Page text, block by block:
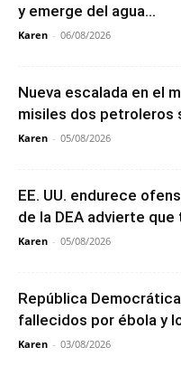
y emerge del agua...
Karen - 06/08/2026
Nueva escalada en el
misiles dos petroleros
Karen - 05/08/2026
EE. UU. endurece
de la DEA advierte que
Karen - 05/08/2026
República
fallecidos por ébola y
Karen - 03/08/2026